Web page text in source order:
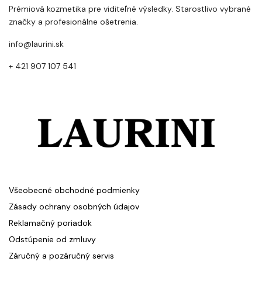
Prémiová kozmetika pre viditeľné výsledky. Starostlivo vybrané
značky a profesionálne ošetrenia.
info@laurini.sk
+ 421 907 107 541
Všeobecné obchodné podmienky
Zásady ochrany osobných údajov
Reklamačný poriadok
Odstúpenie od zmluvy
Záručný a pozáručný servis